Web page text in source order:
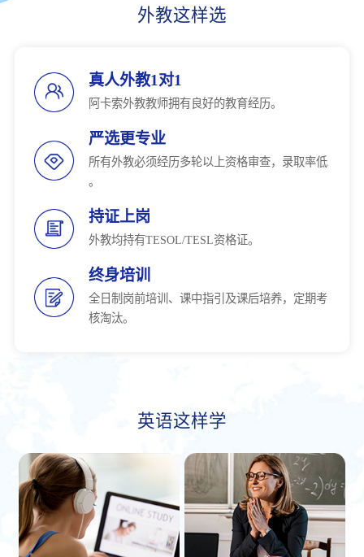
外教这样选
真人外教1对1
阿卡索外教教师拥有良好的教育经历。
严选更专业
所有外教必须经历多轮以上资格审查，录取率低
。
持证上岗
外教均持有TESOL/TESL资格证。
终身培训
全日制岗前培训、课中指引及课后培养，定期考
核淘汰。
英语这样学